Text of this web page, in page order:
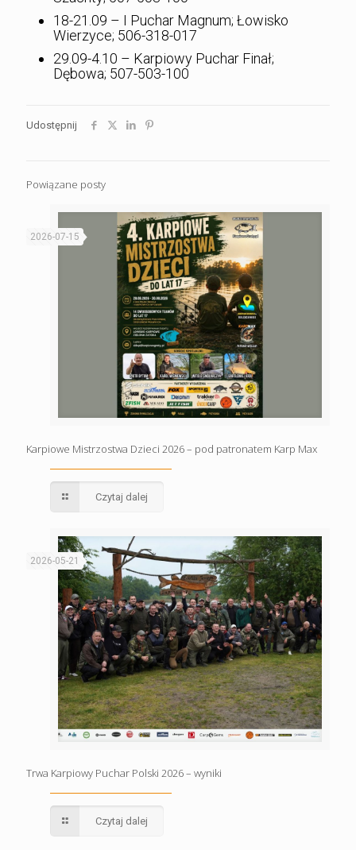
18-21.09 – I Puchar Magnum; Łowisko
Wierzyce; 506-318-017
29.09-4.10 – Karpiowy Puchar Finał;
Dębowa; 507-503-100
Udostępnij
Powiązane posty
2026-07-15
Karpiowe Mistrzostwa Dzieci 2026 – pod patronatem Karp Max
Czytaj dalej
2026-05-21
Trwa Karpiowy Puchar Polski 2026 – wyniki
Czytaj dalej